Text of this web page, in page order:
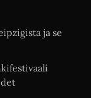
ja se